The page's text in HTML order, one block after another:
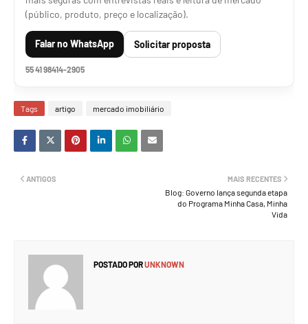
(público, produto, preço e localização).
Falar no WhatsApp Solicitar proposta
55 41 98414-2905
Tags artigo mercado imobiliário
MAIS RECENTES
Blog: Governo lança segunda etapa
do Programa Minha Casa, Minha
Vida
ANTIGOS
POSTADO PORUNKNOWN